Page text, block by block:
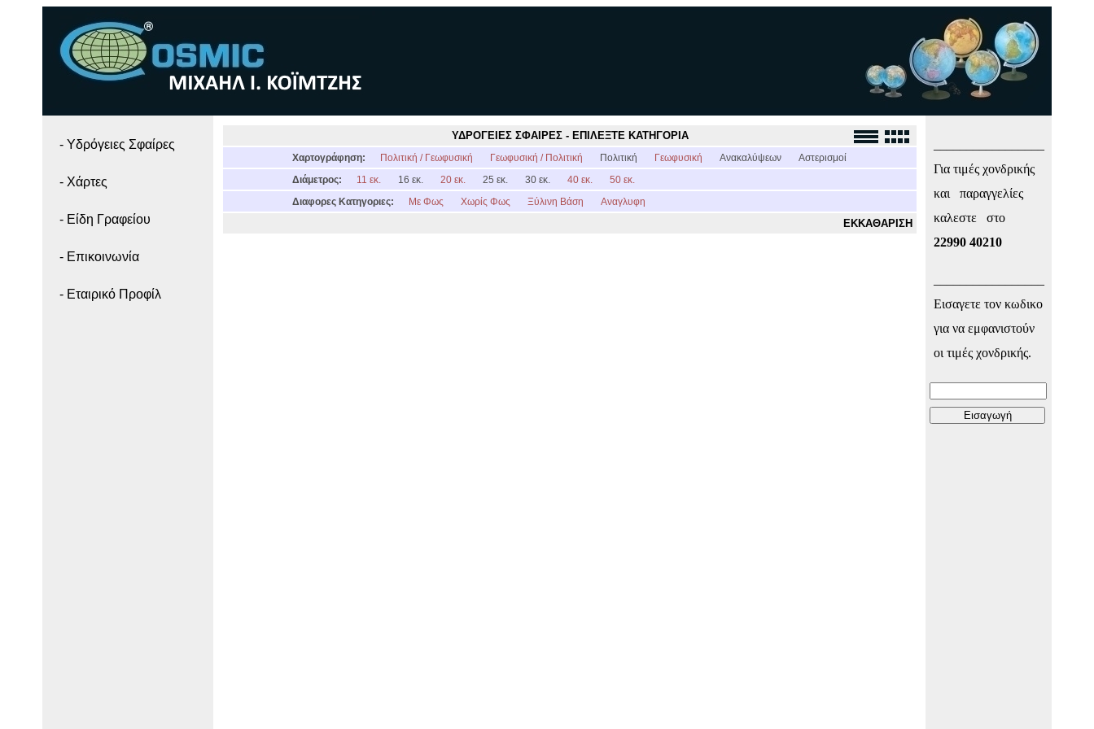
- Yδρόγειες Σφαίρες
- Χάρτες
- Είδη Γραφείου
- Επικοινωνία
- Εταιρικό Προφίλ
ΥΔΡΟΓΕΙΕΣ ΣΦΑΙΡΕΣ - ΕΠΙΛΕΞΤΕ ΚΑΤΗΓΟΡΙΑ
Χαρτογράφηση: Πολιτική / Γεωφυσική Γεωφυσική / Πολιτική Πολιτική Γεωφυσική Ανακαλύψεων
Αστερισμοί
Διάμετρος:
11 εκ. 16 εκ. 20 εκ. 25 εκ. 30 εκ. 40 εκ.
50 εκ.
Διαφορες Κατηγοριες:
Με Φως Χωρίς Φως Ξύλινη Βάση Αναγλυφη
ΕΚΚΑΘΑΡΙΣΗ
Για τιμές χονδρικής
και παραγγελίες
καλεστε στο
22990 40210
Εισαγετε τον κωδικο
για να εμφανιστούν
οι τιμές χονδρικής.